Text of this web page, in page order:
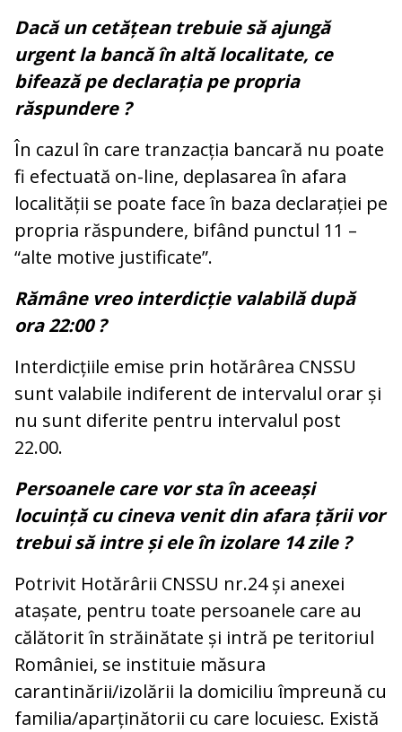
Dacă un cetățean trebuie să ajungă
urgent la bancă în altă localitate, ce
bifează pe declarația pe propria
răspundere ?
În cazul în care tranzacția bancară nu poate
fi efectuată on-line, deplasarea în afara
localității se poate face în baza declarației pe
propria răspundere, bifând punctul 11 –
“alte motive justificate”.
Rămâne vreo interdicție valabilă după
ora 22:00 ?
Interdicțiile emise prin hotărârea CNSSU
sunt valabile indiferent de intervalul orar și
nu sunt diferite pentru intervalul post
22.00.
Persoanele care vor sta în aceeași
locuință cu cineva venit din afara țării vor
trebui să intre și ele în izolare 14 zile ?
Potrivit Hotărârii CNSSU nr.24 și anexei
atașate, pentru toate persoanele care au
călătorit în străinătate și intră pe teritoriul
României, se instituie măsura
carantinării/izolării la domiciliu împreună cu
familia/aparținătorii cu care locuiesc. Există